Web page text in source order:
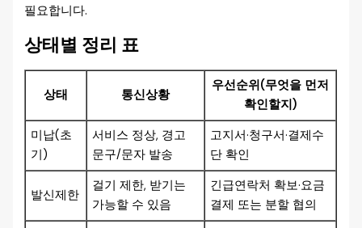
필요합니다.
상태별 정리 표
상태 통신상황
우선순위(무엇을 먼저
확인할지)
미납(초
기)
서비스 정상, 경고
문구/문자 발송
고지서·청구서·결제수
단 확인
발신제한
걸기 제한, 받기는
가능할 수 있음
긴급연락처 확보·요금
결제 또는 분할 협의